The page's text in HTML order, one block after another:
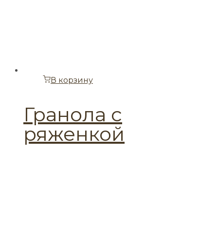
В корзину
Гранола с
ряженкой